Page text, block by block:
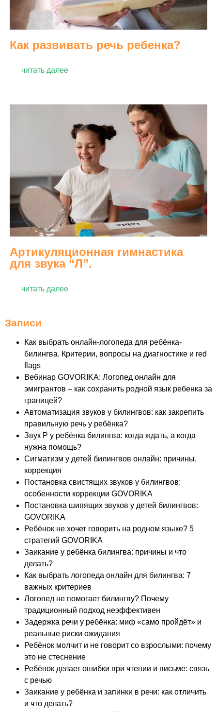
Как развивать речь ребенка?
читать далее
Артикуляционная гимнастика
для звука “Л”.
читать далее
Записи
Как выбрать онлайн-логопеда для ребёнка-
билингва. Критерии, вопросы на диагностике и red
flags
Вебинар GOVORIKA: Логопед онлайн для
эмигрантов – как сохранить родной язык ребенка за
границей?
Автоматизация звуков у билингвов: как закрепить
правильную речь у ребёнка?
Звук Р у ребёнка билингва: когда ждать, а когда
нужна помощь?
Сигматизм у детей билингвов онлайн: причины,
коррекция
Постановка свистящих звуков у билингвов:
особенности коррекции GOVORIKA
Постановка шипящих звуков у детей билингвов:
GOVORIKA
Ребёнок не хочет говорить на родном языке? 5
стратегий GOVORIKA
Заикание у ребёнка билингва: причины и что
делать?
Как выбрать логопеда онлайн для билингва: 7
важных критериев
Логопед не помогает билингву? Почему
традиционный подход неэффективен
Задержка речи у ребёнка: миф «само пройдёт» и
реальные риски ожидания
Ребёнок молчит и не говорит со взрослыми: почему
это не стеснение
Ребёнок делает ошибки при чтении и письме: связь
с речью
Заикание у ребёнка и запинки в речи: как отличить
и что делать?